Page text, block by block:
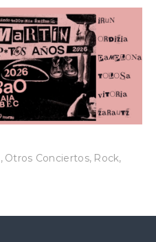
, Otros Conciertos, Rock,